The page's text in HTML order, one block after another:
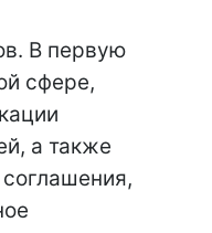
В первую
сфере,
а также